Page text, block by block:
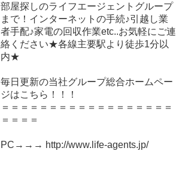
部屋探しのライフエージェントグループ
まで！インターネットの手続♪引越し業
者手配♪家電の回収作業etc..お気軽にご連
絡ください★各線主要駅より徒歩1分以
内★
毎日更新の当社グループ総合ホームペー
ジはこちら！！！
＝＝＝＝＝＝＝＝＝＝＝＝＝＝＝＝＝＝
＝＝＝＝
PC→→→ http://www.life-agents.jp/